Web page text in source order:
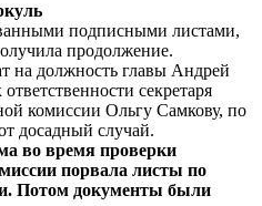
подписными листами,
продолжение.
на должность главы Андрей
секретаря
комиссии Ольгу Самкову, по
досадный случай.
во время проверки
порвала листы по
Потом документы были